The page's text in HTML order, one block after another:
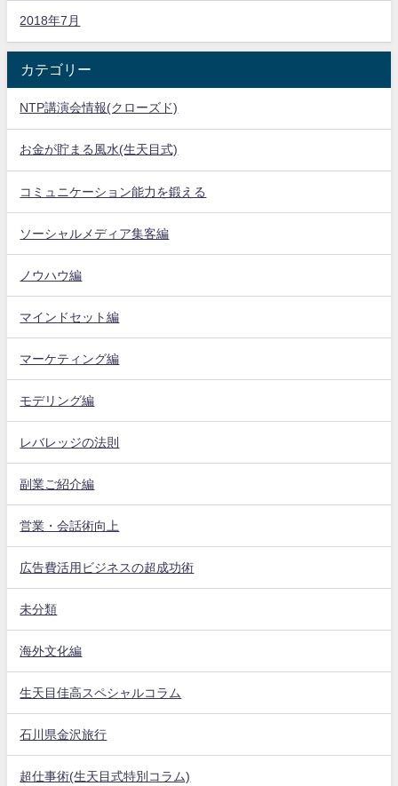
2018年7月
カテゴリー
NTP講演会情報(クローズド)
お金が貯まる風水(生天目式)
コミュニケーション能力を鍛える
ソーシャルメディア集客編
ノウハウ編
マインドセット編
マーケティング編
モデリング編
レバレッジの法則
副業ご紹介編
営業・会話術向上
広告費活用ビジネスの超成功術
未分類
海外文化編
生天目佳高スペシャルコラム
石川県金沢旅行
超仕事術(生天目式特別コラム)